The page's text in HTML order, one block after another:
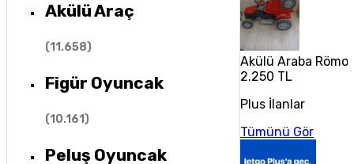
Akülü Araç
(11.658)
Figür Oyuncak
(10.161)
Peluş Oyuncak
Akülü Araba
2.250 TL
Plus İlanlar
Tümünü Gör